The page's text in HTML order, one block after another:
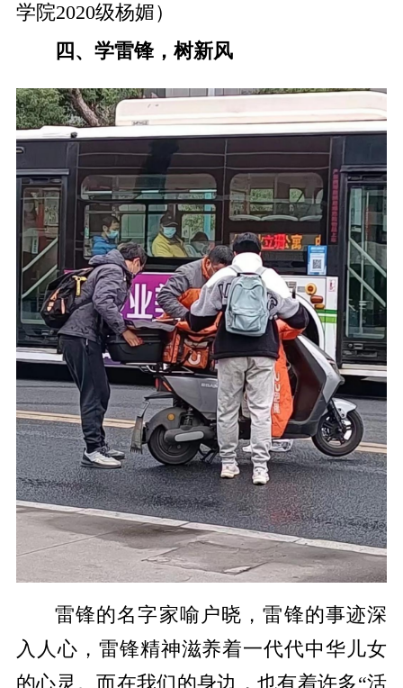
学院2020级杨媚）
四、学雷锋，树新风
雷锋的名字家喻户晓，雷锋的事迹深
入人心，雷锋精神滋养着一代代中华儿女
的心灵。而在我们的身边，也有着许多“活